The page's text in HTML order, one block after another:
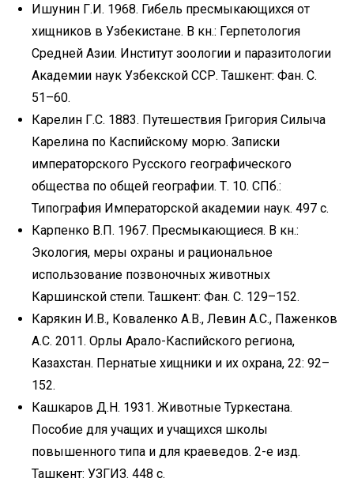
Ишунин Г.И. 1968. Гибель пресмыкающихся от
хищников в Узбекистане. В кн.: Герпетология
Средней Азии. Институт зоологии и паразитологии
Академии наук Узбекской ССР. Ташкент: Фан. С.
51–60.
Карелин Г.С. 1883. Путешествия Григория Силыча
Карелина по Каспийскому морю. Записки
императорского Русского географического
общества по общей географии. Т. 10. СПб.:
Типография Императорской академии наук. 497 с.
Карпенко В.П. 1967. Пресмыкающиеся. В кн.:
Экология, меры охраны и рациональное
использование позвоночных животных
Каршинской степи. Ташкент: Фан. С. 129–152.
Карякин И.В., Коваленко А.В., Левин А.С., Паженков
А.С. 2011. Орлы Арало-Каспийского региона,
Казахстан. Пернатые хищники и их охрана, 22: 92–
152.
Кашкаров Д.Н. 1931. Животные Туркестана.
Пособие для учащих и учащихся школы
повышенного типа и для краеведов. 2-е изд.
Ташкент: УЗГИЗ. 448 с.